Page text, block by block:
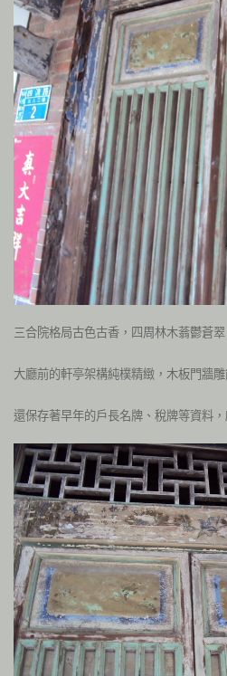
三合院格局古色古香，四周林木蓊鬱蒼
大廳前的軒亭架構純樸精緻，木板門牆雕
還保存著早年的戶長名牌、稅牌等資料